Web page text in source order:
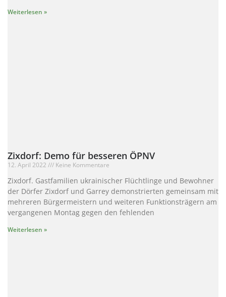
Weiterlesen »
Zixdorf: Demo für besseren ÖPNV
12. April 2022 Keine Kommentare
Zixdorf. Gastfamilien ukrainischer Flüchtlinge und Bewohner
der Dörfer Zixdorf und Garrey demonstrierten gemeinsam mit
mehreren Bürgermeistern und weiteren Funktionsträgern am
vergangenen Montag gegen den fehlenden
Weiterlesen »